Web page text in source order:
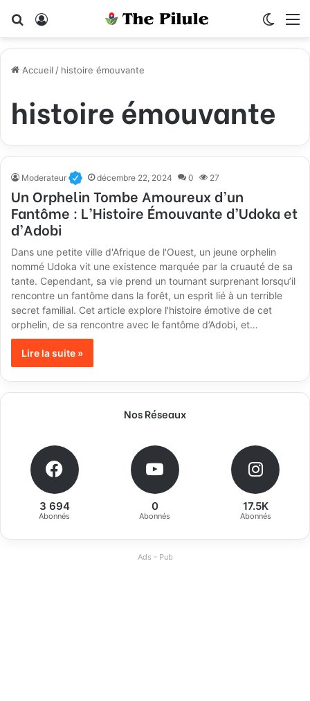
Rechercher
Accueil / histoire émouvante
histoire émouvante
Moderateur décembre 22, 2024 0 27
Un Orphelin Tombe Amoureux d’un
Fantôme : L’Histoire Émouvante d’Udoka et
d’Adobi
Dans une petite ville d'Afrique de l'Ouest, un jeune orphelin
nommé Udoka vit une existence marquée par la cruauté de sa
tante. Cependant, sa vie prend un tournant surprenant lorsqu’il
rencontre un fantôme dans la forêt, un esprit lié à un terrible
secret familial. Cet article explore l'histoire émotive de cet
orphelin, de sa rencontre avec le fantôme d’Adobi, et…
Lire la suite »
Nos Réseaux
3 694
Abonnés
0
Abonnés
17.5K
Abonnés
Ads - Pub